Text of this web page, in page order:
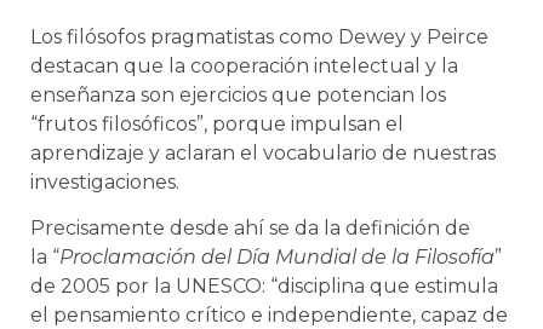
Los filósofos pragmatistas como Dewey y Peirce
destacan que la cooperación intelectual y la
enseñanza son ejercicios que potencian los
“frutos filosóficos”, porque impulsan el
aprendizaje y aclaran el vocabulario de nuestras
investigaciones.
Precisamente desde ahí se da la definición de
la “Proclamación del Día Mundial de la Filosofía”
de 2005 por la UNESCO: “disciplina que estimula
el pensamiento crítico e independiente, capaz de